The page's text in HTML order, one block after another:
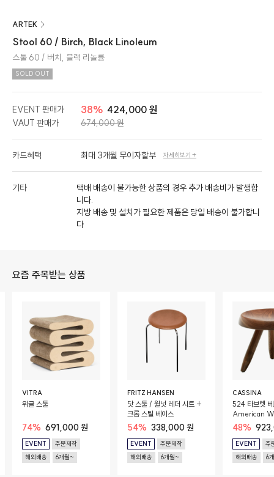
ARTEK
Stool 60 / Birch, Black Linoleum
스툴 60 / 버치, 블랙 리놀륨
SOLD OUT
VAUT 판매가 674,000 원
EVENT 판매가 38% 424,000 원
카드혜택 최대 3개월 무이자할부 자세히보기 +
기타
택배 배송이 불가능한 상품의 경우 추가 배송비가 발생합
니다.
지방 배송 및 설치가 필요한 제품은 당일 배송이 불가합니
다
요즘 주목받는 상품
VITRA
위글 스툴
74% 691,000 원
EVENT
주문제작
해외배송
6개월~
FRITZ HANSEN
닷 스툴 / 월넛 레더 시트 +
크롬 스틸 베이스
54% 338,000 원
EVENT
주문제작
해외배송
6개월~
CASSINA
524 타브렛
American
48%
EVENT
주
해외배송
6